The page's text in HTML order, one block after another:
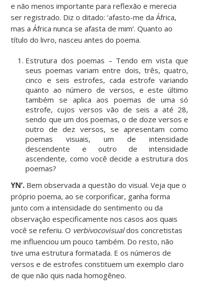
e não menos importante para reflexão e merecia
ser registrado. Diz o ditado: ‘afasto-me da África,
mas a África nunca se afasta de mim’. Quanto ao
título do livro, nasceu antes do poema.
Estrutura dos poemas – Tendo em vista que
seus poemas variam entre dois, três, quatro,
cinco e seis estrofes, cada estrofe variando
quanto ao número de versos, e este último
também se aplica aos poemas de uma só
estrofe, cujos versos vão de seis a até 28,
sendo que um dos poemas, o de doze versos e
outro de dez versos, se apresentam como
poemas visuais, um de intensidade
descendente e outro de intensidade
ascendente, como você decide a estrutura dos
poemas?
YN’. Bem observada a questão do visual. Veja que o
próprio poema, ao se corporificar, ganha forma
junto com a intensidade do sentimento ou da
observação especificamente nos casos aos quais
você se referiu. O verbivocovisualdos concretistas
me influenciou um pouco também. Do resto, não
tive uma estrutura formatada. E os números de
versos e de estrofes constituem um exemplo claro
de que não quis nada homogêneo.